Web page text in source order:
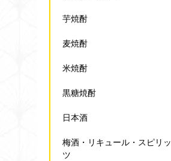
芋焼酎
麦焼酎
米焼酎
黒糖焼酎
日本酒
梅酒・リキュール・スピリッ
ツ